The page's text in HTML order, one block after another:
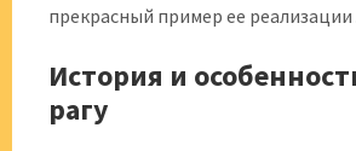
прекрасный пример ее
История и
рагу